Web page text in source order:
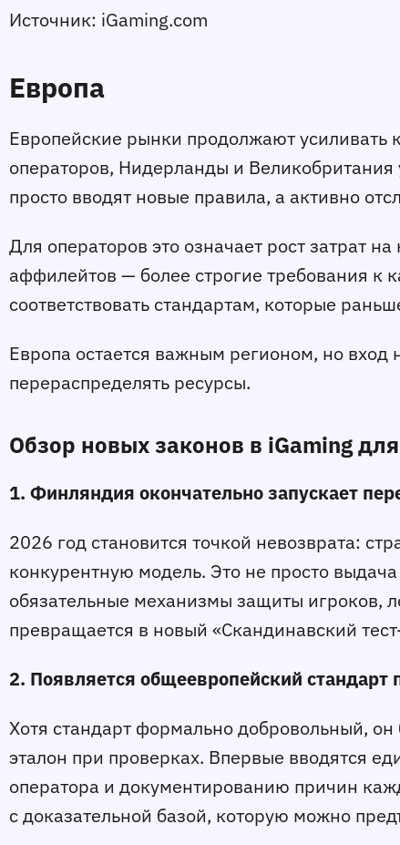
Источник: iGaming.com
Европа
Европейские рынки продолжают усиливать
операторов, Нидерланды и Великобритания
просто вводят новые правила, а активно
Для операторов это означает рост затрат
аффилейтов — более строгие требования к
соответствовать стандартам, которые
Европа остается важным регионом, но
перераспределять ресурсы.
Обзор новых законов в iGaming
1. Финляндия окончательно запускает
2026 год становится точкой невозврата:
конкурентную модель. Это не просто
обязательные механизмы защиты игроков,
превращается в новый «Скандинавский
2. Появляется общеевропейский
Хотя стандарт формально добровольный,
эталон при проверках. Впервые вводятся
оператора и документированию причин
с доказательной базой, которую можно